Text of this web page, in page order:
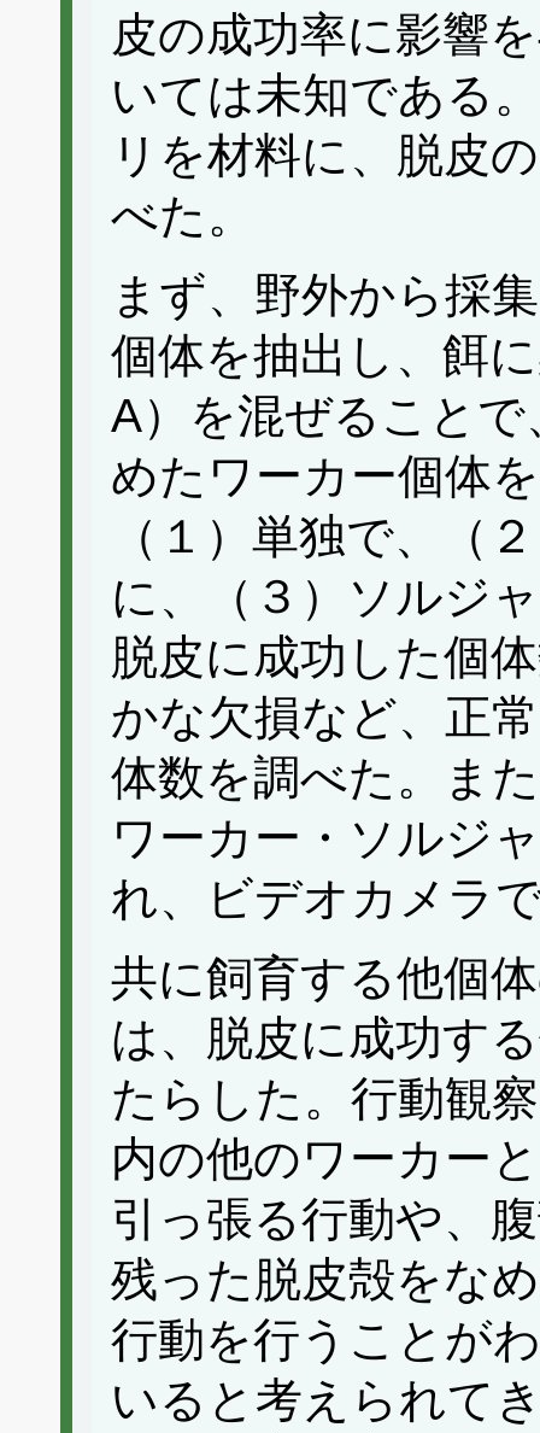
皮の成功率に影響
いては未知である
リを材料に、脱皮
べた。
まず、野外から採
個体を抽出し、餌
A）を混ぜること
めたワーカー個体
（１）単独で、（
に、（３）ソルジ
脱皮に成功した個
かな欠損など、正
体数を調べた。ま
ワーカー・ソルジ
れ、ビデオカメラ
共に飼育する他個
は、脱皮に成功す
たらした。行動観
内の他のワーカー
引っ張る行動や、
残った脱皮殻をな
行動を行うことが
いると考えられて